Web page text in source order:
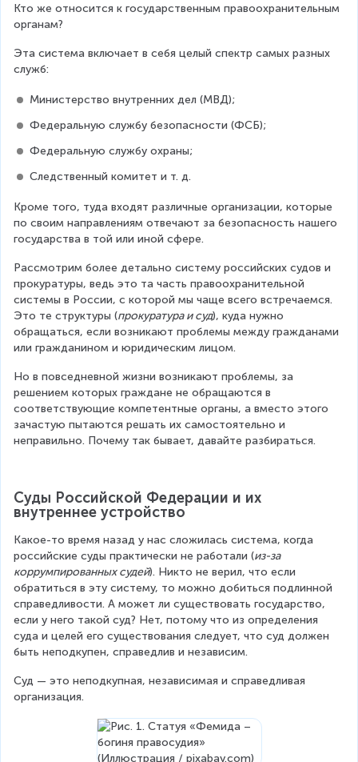
Кто же относится к государственным правоохранительным
органам?
Эта система включает в себя целый спектр самых разных
служб:
Министерство внутренних дел (МВД);
Федеральную службу безопасности (ФСБ);
Федеральную службу охраны;
Следственный комитет и т. д.
Кроме того, туда входят различные организации, которые
по своим направлениям отвечают за безопасность нашего
государства в той или иной сфере.
Рассмотрим более детально систему российских судов и
прокуратуры, ведь это та часть правоохранительной
системы в России, с которой мы чаще всего встречаемся.
Это те структуры (прокуратура и суд), куда нужно
обращаться, если возникают проблемы между гражданами
или гражданином и юридическим лицом.
Но в повседневной жизни возникают проблемы, за
решением которых граждане не обращаются в
соответствующие компетентные органы, а вместо этого
зачастую пытаются решать их самостоятельно и
неправильно. Почему так бывает, давайте разбираться.
Суды Российской Федерации и их
внутреннее устройство
Какое-то время назад у нас сложилась система, когда
российские суды практически не работали (из-за
коррумпированных судей). Никто не верил, что если
обратиться в эту систему, то можно добиться подлинной
справедливости. А может ли существовать государство,
если у него такой суд? Нет, потому что из определения
суда и целей его существования следует, что суд должен
быть неподкупен, справедлив и независим.
Суд — это неподкупная, независимая и справедливая
организация.